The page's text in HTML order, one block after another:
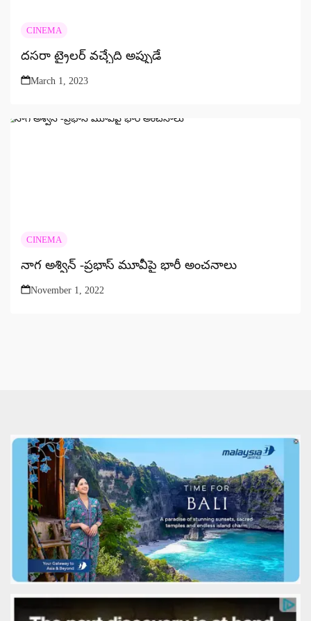
CINEMA
దసరా ట్రైలర్ వచ్చేది అప్పుడే
March 1, 2023
CINEMA
నాగ అశ్విన్ -ప్రభాస్ మూవీపై భారీ అంచనాలు
November 1, 2022